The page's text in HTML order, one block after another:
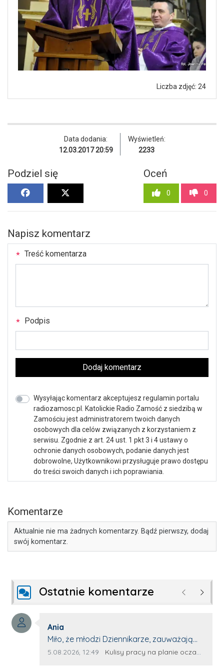
Liczba zdjęć: 24
Data dodania:
12.03.2017 20:59
Wyświetleń:
2233
Podziel się Oceń
0 0
Napisz komentarz
Treść komentarza
Podpis
Dodaj komentarz
Wysyłając komentarz akceptujesz regulamin portalu
radiozamosc.pl. Katolickie Radio Zamość z siedzibą w
Zamościu jest administratorem twoich danych
osobowych dla celów związanych z korzystaniem z
serwisu. Zgodnie z art. 24 ust. 1 pkt 3 i 4 ustawy o
ochronie danych osobowych, podanie danych jest
dobrowolne, Użytkownikowi przysługuje prawo dostępu
do treści swoich danych i ich poprawiania.
Komentarze
Aktualnie nie ma żadnych komentarzy. Bądź pierwszy, dodaj
swój komentarz.
Ostatnie komentarze Poprzednie
Autor komentarza:
Ania
Treść komentarza:
Miło, że młodzi Dziennikarze, zauważają
młode talenty, które dopiero wkraczają
Data dodania komentarza:
5.08.2026, 12:49 Źródło komentarza:
Kulisy pracy na planie oczami młodego filmowca